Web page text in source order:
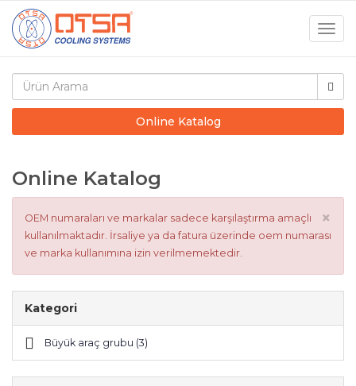
Online Katalog
Online Katalog
×
OEM numaraları ve markalar sadece karşılaştırma amaçlı
kullanılmaktadır. İrsaliye ya da fatura üzerinde oem numarası
ve marka kullanımına izin verilmemektedir.
Kategori
Büyük araç grubu (3)